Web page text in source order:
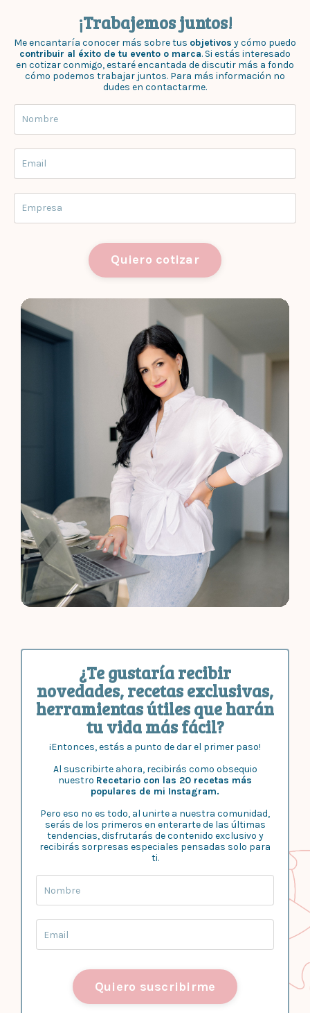
¡Trabajemos juntos!
Me encantaría conocer más sobre tus objetivos y cómo puedo
contribuir al éxito de tu evento o marca. Si estás interesado
en cotizar conmigo, estaré encantada de discutir más a fondo
cómo podemos trabajar juntos. Para más información no
dudes en contactarme.
Quiero cotizar
¿Te gustaría recibir
novedades, recetas exclusivas,
herramientas útiles que harán
tu vida más fácil?
¡Entonces, estás a punto de dar el primer paso!
Al suscribirte ahora, recibirás como obsequio
nuestro Recetario con las 20 recetas más
populares de mi Instagram.
Pero eso no es todo, al unirte a nuestra comunidad,
serás de los primeros en enterarte de las últimas
tendencias, disfrutarás de contenido exclusivo y
recibirás sorpresas especiales pensadas solo para
ti.
Quiero suscribirme